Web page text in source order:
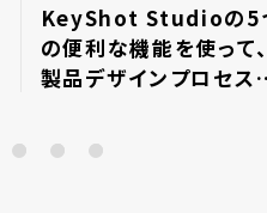
KeyShot Studioの5
の便利な機能を使って
製品デザインプロセス
う